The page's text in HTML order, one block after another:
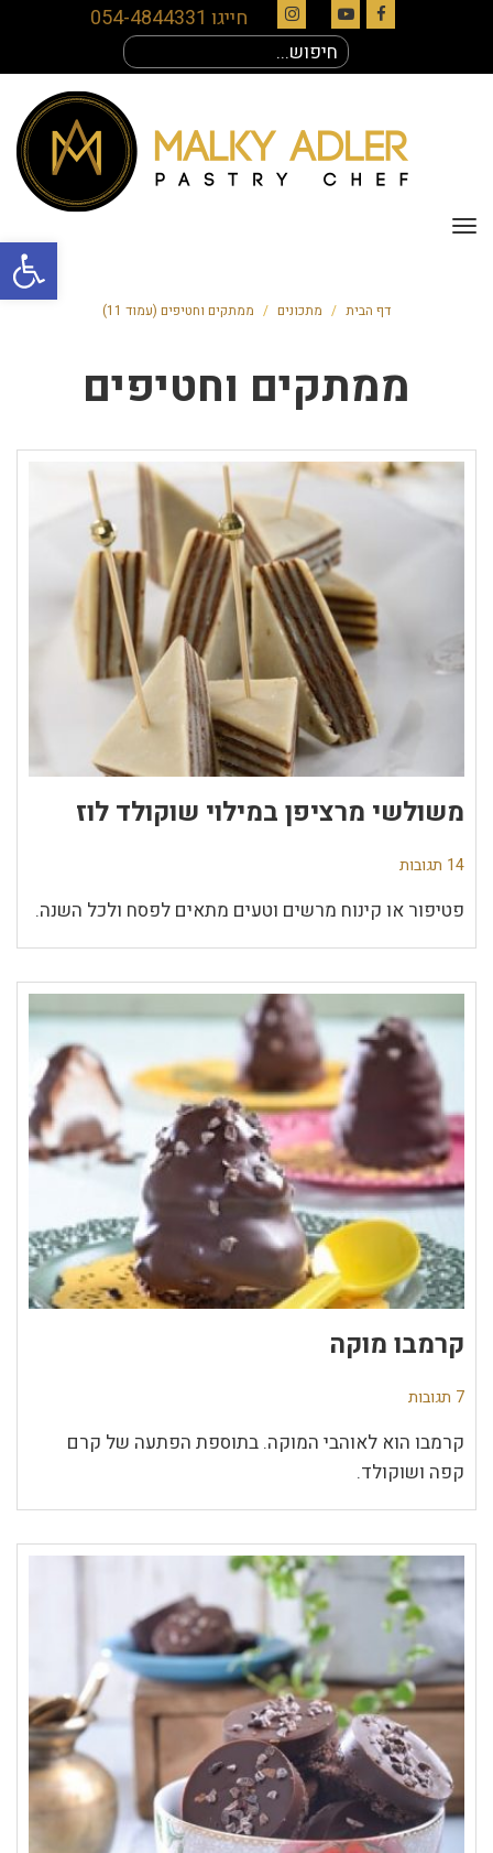
פתח
Facebook
YouTube
Instagram
חייגו 054-4844331
עבור:
תפריט
דף הבית / מתכונים / ממתקים וחטיפים (עמוד 11)
ממתקים וחטיפים
משולשי מרציפן במילוי שוקולד לוז
14 תגובות
פטיפור או קינוח מרשים וטעים מתאים לפסח ולכל השנה.
קרמבו מוקה
7 תגובות
קרמבו הוא לאוהבי המוקה. בתוספת הפתעה של קרם
קפה ושוקולד.